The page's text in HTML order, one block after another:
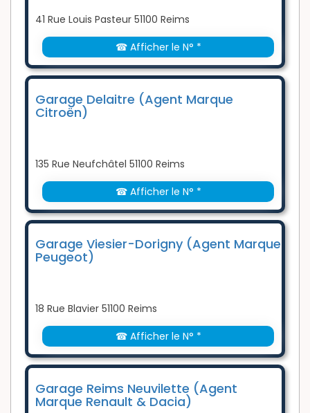
41 Rue Louis Pasteur 51100 Reims
☎ Afficher le N° *
Garage Delaitre (Agent Marque
Citroën)
135 Rue Neufchâtel 51100 Reims
☎ Afficher le N° *
Garage Viesier-Dorigny (Agent Marque
Peugeot)
18 Rue Blavier 51100 Reims
☎ Afficher le N° *
Garage Reims Neuvilette (Agent
Marque Renault & Dacia)